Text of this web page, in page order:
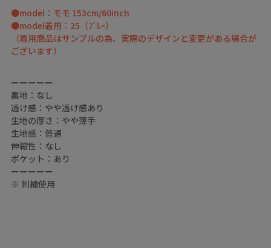
●model：モモ 153cm/60inch
●model着用：25（ﾌﾞﾙｰ）
（着用商品はサンプルの為、実際のデザインと変更がある場合が
ございます）
ーーーーー
裏地：なし
透け感：やや透け感あり
生地の厚さ：やや薄手
生地感：普通
伸縮性：なし
ポケット：あり
ーーーーー
※ 刺繍使用